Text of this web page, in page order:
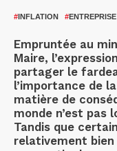
#INFLATION #ENTREPRISE
Empruntée au
Maire,
partager le
l’importance de
matière de
monde n’est pas
Tandis que
relativement